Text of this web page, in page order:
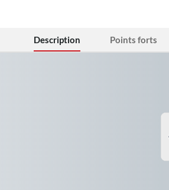
Description Points forts